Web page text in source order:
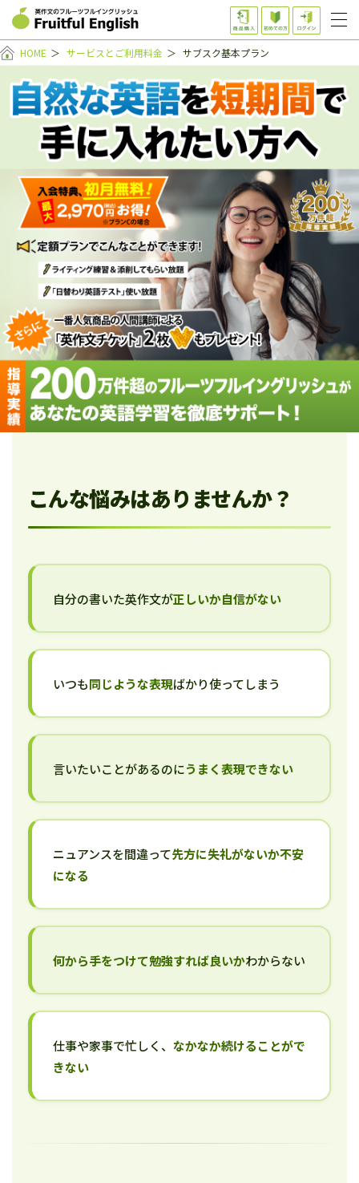
HOME ＞ サービスとご利用料金 ＞ サブスク基本プラン
こんな悩みはありませんか？
自分の書いた英作文が正しいか自信がない
いつも同じような表現ばかり使ってしまう
言いたいことがあるのにうまく表現できない
ニュアンスを間違って先方に失礼がないか不安
になる
何から手をつけて勉強すれば良いかわからない
仕事や家事で忙しく、 なかなか続けることがで
きない